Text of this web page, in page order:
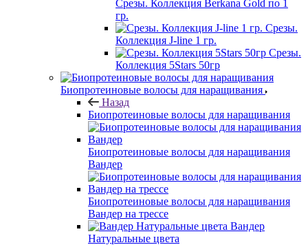
Срезы. Коллекция Berkana Gold по 1
гр.
Срезы.
Коллекция J-line 1 гр.
Срезы.
Коллекция 5Stars 50гр
Биопротеиновые волосы для наращивания
Назад
Биопротеиновые волосы для наращивания
Биопротеиновые волосы для наращивания
Вандер
Биопротеиновые волосы для наращивания
Вандер на трессе
Вандер
Натуральные цвета